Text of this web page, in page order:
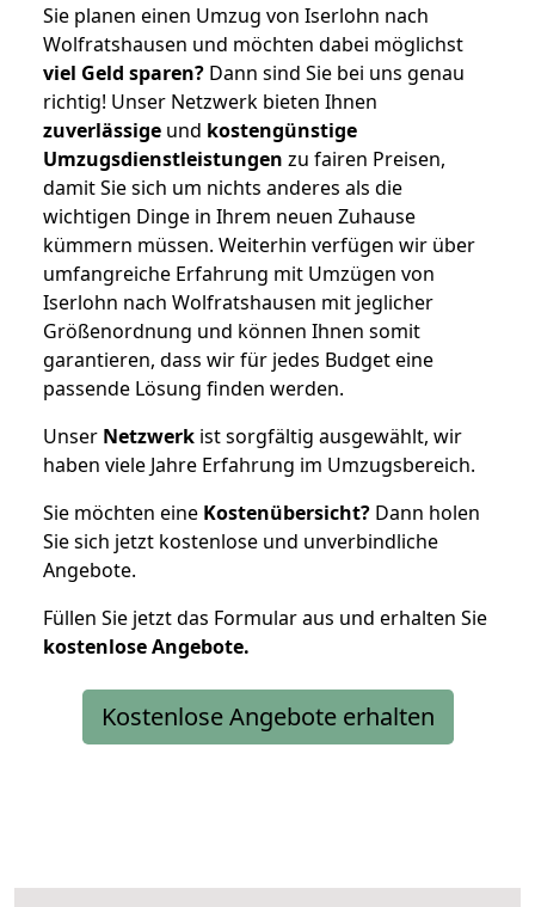
Sie planen einen Umzug von Iserlohn nach
Wolfratshausen und möchten dabei möglichst
viel Geld sparen? Dann sind Sie bei uns genau
richtig! Unser Netzwerk bieten Ihnen
zuverlässige und kostengünstige
Umzugsdienstleistungen zu fairen Preisen,
damit Sie sich um nichts anderes als die
wichtigen Dinge in Ihrem neuen Zuhause
kümmern müssen. Weiterhin verfügen wir über
umfangreiche Erfahrung mit Umzügen von
Iserlohn nach Wolfratshausen mit jeglicher
Größenordnung und können Ihnen somit
garantieren, dass wir für jedes Budget eine
passende Lösung finden werden.
Unser Netzwerk ist sorgfältig ausgewählt, wir
haben viele Jahre Erfahrung im Umzugsbereich.
Sie möchten eine Kostenübersicht? Dann holen
Sie sich jetzt kostenlose und unverbindliche
Angebote.
Füllen Sie jetzt das Formular aus und erhalten Sie
kostenloseAngebote.
Kostenlose Angebote erhalten